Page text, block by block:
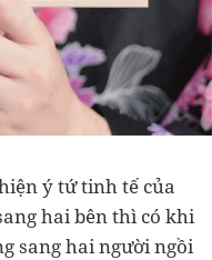
ý tứ tinh tế của
hai bên thì có khi
sang hai người ngồi